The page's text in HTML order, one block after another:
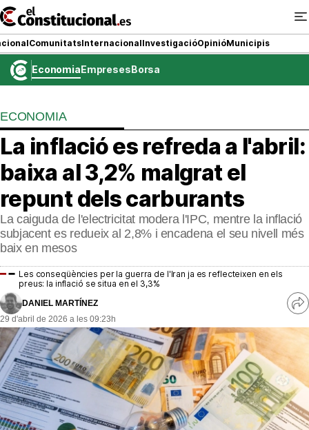
Ir
al
contenido
ComunitatsInternacionalInvestigacióOpinióMunicipis
COMUNITATS
ElConstitucional TV
MésQueTele
ElConstitucional +
MésQueEstil
MésQuePartits
MésQueSuccessos
MésQueMercats
JudiciExprés
INVESTIGACIÓ
INTERNACIONAL
EconomiaEmpresesBorsa
ECONOMIA
La inflació es refreda a l'abril:
baixa al 3,2% malgrat el
repunt dels carburants
La caiguda de l'electricitat modera l'IPC, mentre la inflació
subjacent es redueix al 2,8% i encadena el seu nivell més
baix en mesos
Les conseqüències per la guerra de l'Iran ja es reflecteixen en els
preus: la inflació se situa en el 3,3%
DANIEL MARTÍNEZ
29 d'abril de 2026 a les 09:23h